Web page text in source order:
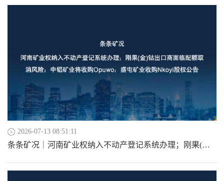
2026-07-13 08:51:11
条条矿况｜河南矿业权纳入不动产登记系统办理；刚果(金)钴出口商面临配额取消风险；中铝矿业将收购Opuwo；盛屯矿业收购Nkoyi股权公告